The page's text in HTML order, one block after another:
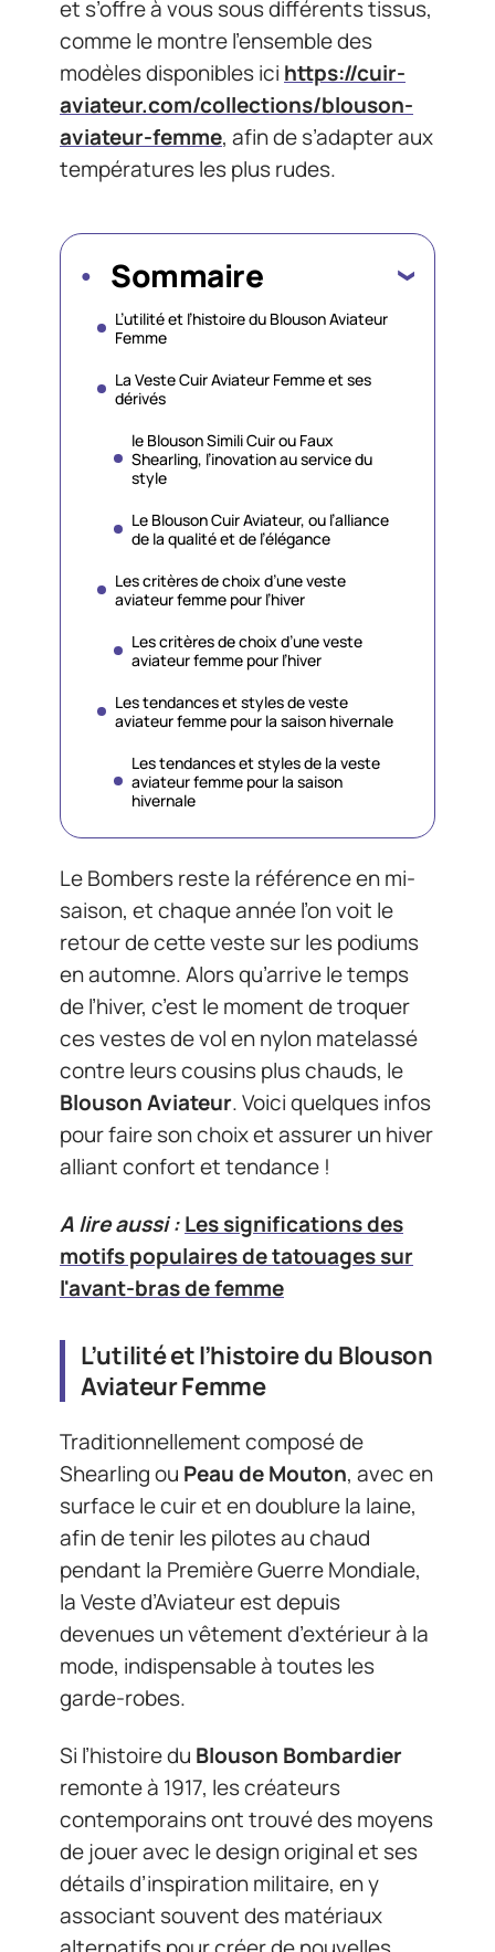
et s’offre à vous sous différents tissus,
comme le montre l’ensemble des
modèles disponibles ici https://cuir-
aviateur.com/collections/blouson-
aviateur-femme, afin de s’adapter aux
températures les plus rudes.
Sommaire
L’utilité et l’histoire du Blouson Aviateur
Femme
La Veste Cuir Aviateur Femme et ses
dérivés
le Blouson Simili Cuir ou Faux
Shearling, l’inovation au service du
style
Le Blouson Cuir Aviateur, ou l’alliance
de la qualité et de l’élégance
Les critères de choix d’une veste
aviateur femme pour l’hiver
Les critères de choix d’une veste
aviateur femme pour l’hiver
Les tendances et styles de veste
aviateur femme pour la saison hivernale
Les tendances et styles de la veste
aviateur femme pour la saison
hivernale
Le Bombers reste la référence en mi-
saison, et chaque année l’on voit le
retour de cette veste sur les podiums
en automne. Alors qu’arrive le temps
de l’hiver, c’est le moment de troquer
ces vestes de vol en nylon matelassé
contre leurs cousins plus chauds, le
Blouson Aviateur. Voici quelques infos
pour faire son choix et assurer un hiver
alliant confort et tendance !
A lire aussi :Les significations des
motifs populaires de tatouages sur
l'avant-bras de femme
L’utilité et l’histoire du Blouson
Aviateur Femme
Traditionnellement composé de
Shearling ou Peau de Mouton, avec en
surface le cuir et en doublure la laine,
afin de tenir les pilotes au chaud
pendant la Première Guerre Mondiale,
la Veste d’Aviateur est depuis
devenues un vêtement d’extérieur à la
mode, indispensable à toutes les
garde-robes.
Si l’histoire du Blouson Bombardier
remonte à 1917, les créateurs
contemporains ont trouvé des moyens
de jouer avec le design original et ses
détails d’inspiration militaire, en y
associant souvent des matériaux